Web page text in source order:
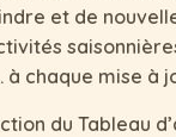
et de
chaque mise à
du Tableau